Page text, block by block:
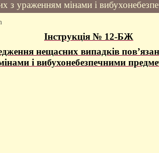
з ураженням мінами і
Інструкція № 12-БЖ
нещасних випадків
і вибухонебезпечними